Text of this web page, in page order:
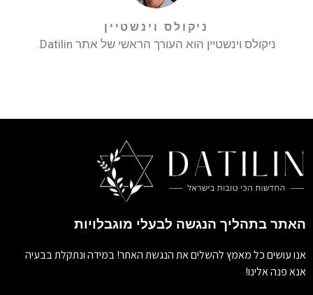
ניקולס וינשטיין
ניקולס וינשטיין הוא העורך הראשי של אתר Datilin.
האתר בתהליך הנגשה לבעלי מוגבלויות
אנו עושים כל מאמץ להשלים את הנגשת האתר! במידה ונתקלת בבעיה
אנא פנה אלינו!